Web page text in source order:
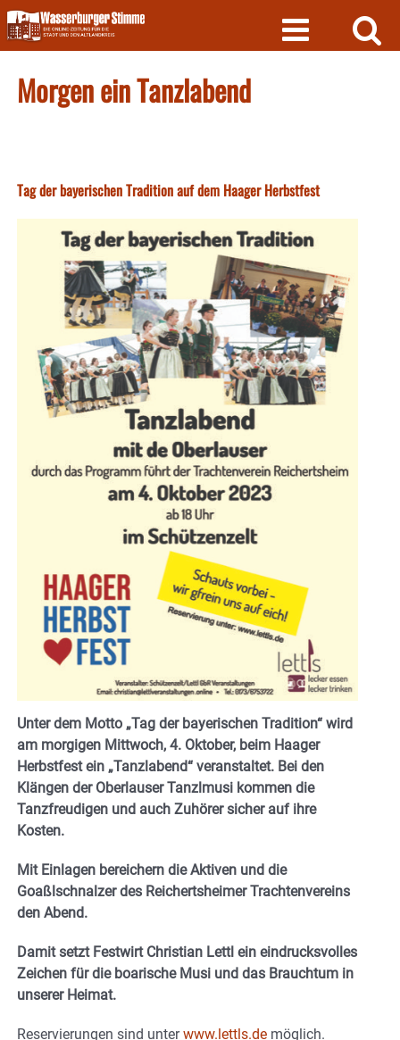
Skip
to
content
Morgen ein Tanzlabend
Tag der bayerischen Tradition auf dem Haager Herbstfest
Unter dem Motto „Tag der bayerischen Tradition“ wird
am morgigen Mittwoch, 4. Oktober, beim Haager
Herbstfest ein „Tanzlabend“ veranstaltet. Bei den
Klängen der Oberlauser Tanzlmusi kommen die
Tanzfreudigen und auch Zuhörer sicher auf ihre
Kosten.
Mit Einlagen bereichern die Aktiven und die
Goaßlschnalzer des Reichertsheimer Trachtenvereins
den Abend.
Damit setzt Festwirt Christian Lettl ein eindrucksvolles
Zeichen für die boarische Musi und das Brauchtum in
unserer Heimat.
Reservierungen sind unterwww.lettls.de möglich.